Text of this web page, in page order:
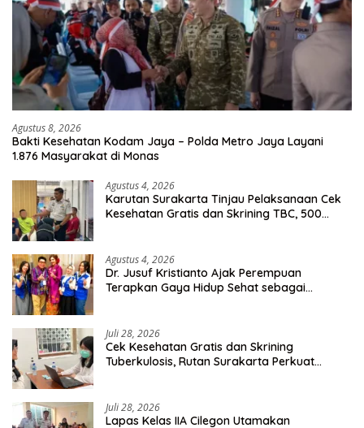
Agustus 8, 2026
Bakti Kesehatan Kodam Jaya – Polda Metro Jaya Layani
1.876 Masyarakat di Monas
Agustus 4, 2026
Karutan Surakarta Tinjau Pelaksanaan Cek
Kesehatan Gratis dan Skrining TBC, 500
Agustus 4, 2026
Dr. Jusuf Kristianto Ajak Perempuan
Terapkan Gaya Hidup Sehat sebagai
Juli 28, 2026
Cek Kesehatan Gratis dan Skrining
Tuberkulosis, Rutan Surakarta Perkuat
Juli 28, 2026
Lapas Kelas IIA Cilegon Utamakan